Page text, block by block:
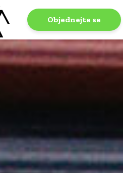
Objednejte se